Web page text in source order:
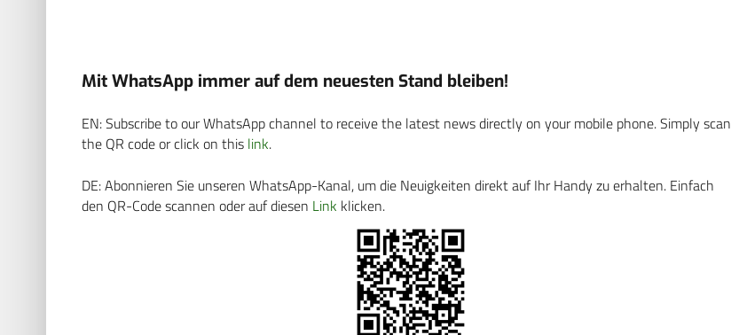
Mit WhatsApp immer auf dem neuesten Stand bleiben!
EN: Subscribe to our WhatsApp channel to receive the latest news directly on your mobile phone. Simply scan
the QR code or click on this link.
DE: Abonnieren Sie unseren WhatsApp-Kanal, um die Neuigkeiten direkt auf Ihr Handy zu erhalten. Einfach
den QR-Code scannen oder auf diesen Link klicken.